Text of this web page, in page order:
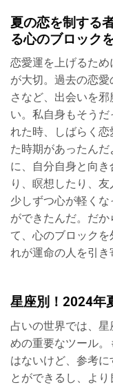
夏の恋を制する
る心のブロック
恋愛運を上げるた
が大切。過去の恋
さなど、出会いを
い。私自身もそう
れた時、しばらく
た時期があったん
に、自分自身と向
り、瞑想したり、友
少しずつ心が軽く
ができたんだ。だ
て、心のブロック
れが運命の人を引き
星座別！2024年
占いの世界では、
めの重要なツール
はないけど、参考
とができるし、よ